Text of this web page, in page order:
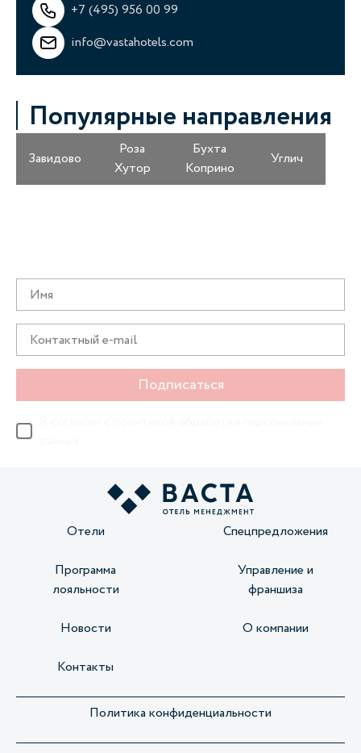
+7 (495) 956 00 99
info@vastahotels.com
Популярные направления
Завидово
Роза
Хутор
Бухта
Коприно
Углич
Подписаться
Отели Спецпредложения
Программа
лояльности
Управление и
франшиза
Новости О компании
Контакты
Политика конфиденциальности